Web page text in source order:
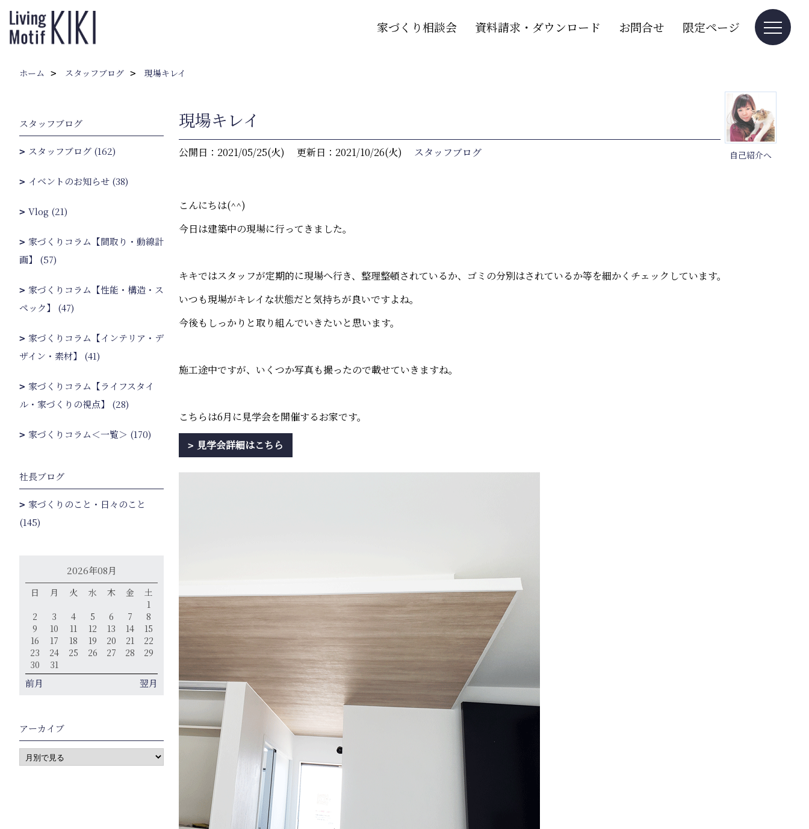
家づくり相談会 資料請求・ダウンロード お問合せ 限定ページ
ホーム スタッフブログ 現場キレイ
自己紹介へ
現場キレイ
公開日：2021/05/25(火) 更新日：2021/10/26(火) スタッフブログ
こんにちは(^^)
今日は建築中の現場に行ってきました。
キキではスタッフが定期的に現場へ行き、整理整頓されているか、ゴミの分別はされているか等を細かくチェックしています。
いつも現場がキレイな状態だと気持ちが良いですよね。
今後もしっかりと取り組んでいきたいと思います。
施工途中ですが、いくつか写真も撮ったので載せていきますね。
こちらは6月に見学会を開催するお家です。
見学会詳細はこちら
スタッフブログ
スタッフブログ (162)
イベントのお知らせ (38)
Vlog (21)
家づくりコラム【間取り・動線計
画】 (57)
家づくりコラム【性能・構造・ス
ペック】 (47)
家づくりコラム【インテリア・デ
ザイン・素材】 (41)
家づくりコラム【ライフスタイ
ル・家づくりの視点】 (28)
家づくりコラム＜一覧＞ (170)
社長ブログ
家づくりのこと・日々のこと
(145)
2026年08月
日 月 火 水 木 金
土
1
2
3 4 5 6 7
8
9
10 11 12 13 14
15
16
17 18 19 20 21
22
23
24 25 26 27 28
29
30
31
前月 翌月
アーカイブ